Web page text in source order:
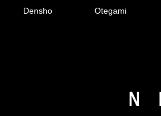
Densho Otegami